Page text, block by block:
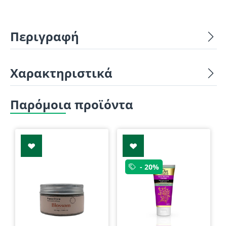
Περιγραφή
Χαρακτηριστικά
Παρόμοια προϊόντα
- 20%